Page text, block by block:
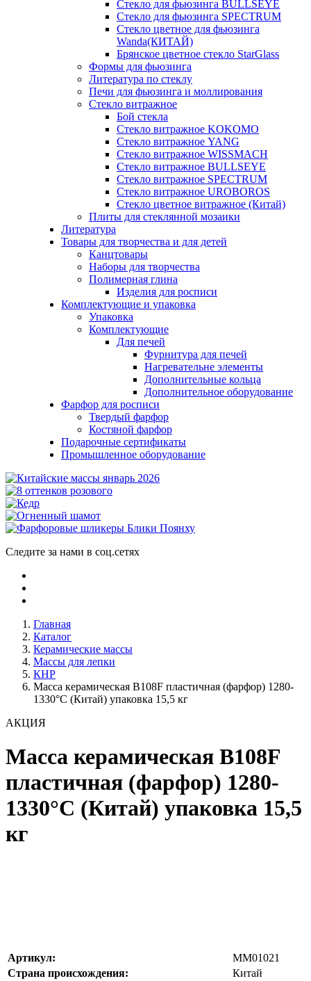
Стекло для фьюзинга BULLSEYE
Стекло для фьюзинга SPECTRUM
Стекло цветное для фьюзинга
Wanda(КИТАЙ)
Брянское цветное стекло StarGlass
Формы для фьюзинга
Литература по стеклу
Печи для фьюзинга и моллирования
Стекло витражное
Бой стекла
Стекло витражное KOKOMO
Стекло витражное YANG
Стекло витражное WISSMACH
Стекло витражное BULLSEYE
Стекло витражное SPECTRUM
Стекло витражное UROBOROS
Стекло цветное витражное (Китай)
Плиты для стеклянной мозаики
Литература
Товары для творчества и для детей
Канцтовары
Наборы для творчества
Полимерная глина
Изделия для росписи
Комплектующие и упаковка
Упаковка
Комплектующие
Для печей
Фурнитура для печей
Нагревательне элементы
Дополнительные кольца
Дополнительное оборудование
Фарфор для росписи
Твердый фарфор
Костяной фарфор
Подарочные сертификаты
Промышленное оборудование
Следите за нами в соц.сетях
Главная
Каталог
Керамические массы
Массы для лепки
КНР
Масса керамическая B108F пластичная (фарфор) 1280-
1330°С (Китай) упаковка 15,5 кг
АКЦИЯ
Масса керамическая B108F
пластичная (фарфор) 1280-
1330°С (Китай) упаковка 15,5
кг
Артикул:
MM01021
Страна происхождения:
Китай